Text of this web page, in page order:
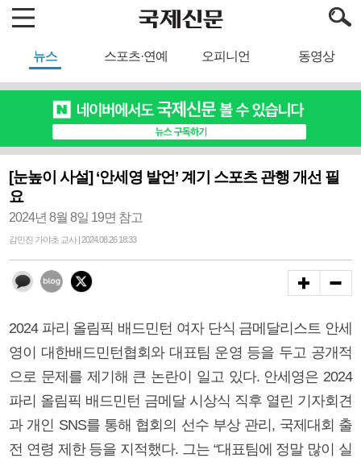
뉴스 스포츠·연예 오피니언 동영상
[눈높이 사설] ‘안세영 발언’ 계기 스포츠 관행 개선 필
요
2024년 8월 8일 19면 참고
감민진 가야초 교사 | 2024.08.26 18:33
2024 파리 올림픽 배드민턴 여자 단식 금메달리스트 안세
영이 대한배드민턴협회와 대표팀 운영 등을 두고 공개적
으로 문제를 제기해 큰 논란이 일고 있다. 안세영은 2024
파리 올림픽 배드민턴 금메달 시상식 직후 열린 기자회견
과 개인 SNS를 통해 협회의 선수 부상 관리, 국제대회 출
전 연령 제한 등을 지적했다. 그는 “대표팀에 정말 많이 실